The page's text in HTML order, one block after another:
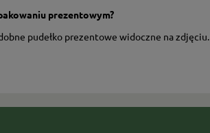
prezentowym?
pudełko prezentowe widoczne na zdjęciu.